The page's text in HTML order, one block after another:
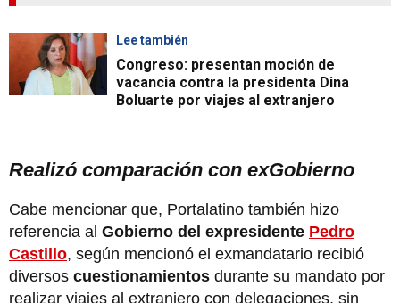
Lee también
Congreso: presentan moción de
vacancia contra la presidenta Dina
Boluarte por viajes al extranjero
Realizó comparación con exGobierno
Cabe mencionar que, Portalatino también hizo
referencia al Gobierno del expresidente Pedro
Castillo, según mencionó el exmandatario recibió
diversos cuestionamientos durante su mandato por
realizar viajes al extranjero con delegaciones, sin